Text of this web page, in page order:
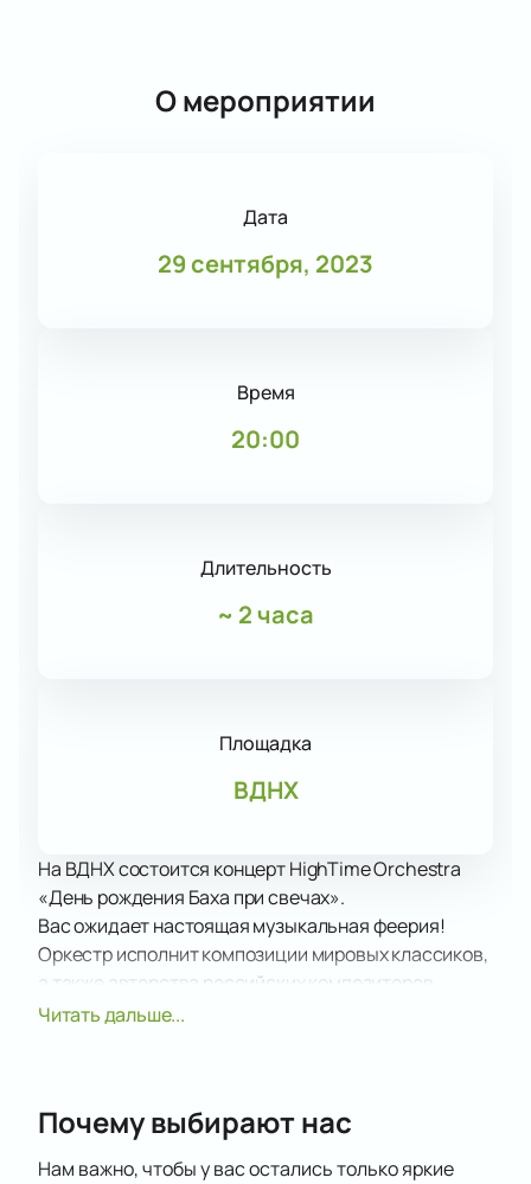
О мероприятии
Дата
29 сентября, 2023
Время
20:00
Длительность
~ 2 часа
Площадка
ВДНХ
На ВДНХ состоится концерт HighTime Orchestra
«День рождения Баха при свечах».
Вас ожидает настоящая музыкальная феерия!
Оркестр исполнит композиции мировых классиков,
а также авторства российских композиторов.
Все музыканты оркестра принимают активное
постановках, операх, балете. В репертуаре
Читать дальше...
Почему выбирают нас
Нам важно, чтобы у вас остались только яркие